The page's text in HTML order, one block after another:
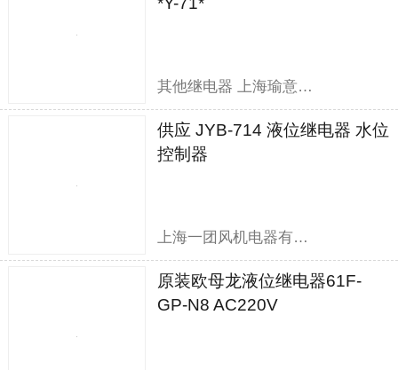
其他继电器 上海瑜意机电设备有限公司
供应 JYB-714 液位继电器 水位
控制器
上海一团风机电器有限公司
原装欧母龙液位继电器61F-
GP-N8 AC220V